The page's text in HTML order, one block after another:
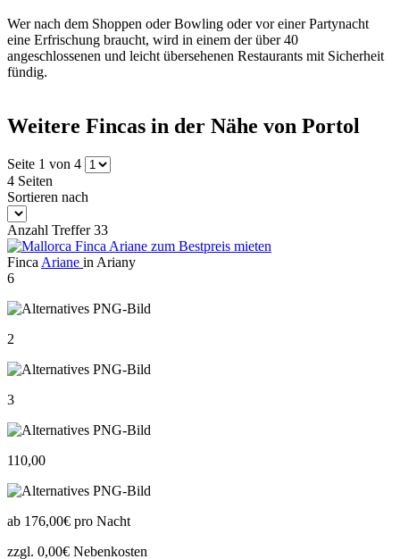
Wer nach dem Shoppen oder Bowling oder vor einer Partynacht
eine Erfrischung braucht, wird in einem der über 40
angeschlossenen und leicht übersehenen Restaurants mit Sicherheit
fündig.
Weitere Fincas in der Nähe von Portol
Seite 1 von 4
4 Seiten
Sortieren nach
Anzahl Treffer 33
Finca Ariane in Ariany
6
2
3
110,00
ab 176,00€ pro Nacht
zzgl. 0,00€ Nebenkosten